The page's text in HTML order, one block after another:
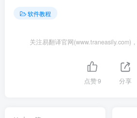
软件教程
关注易翻译官网(www.traneasily.com)
点赞9 分享